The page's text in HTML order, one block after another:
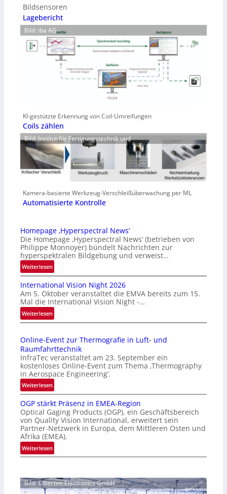
Bildsensoren
Lagebericht
Bild: iba AG
KI-gestützte Erkennung von Coil-Umreifungen
Coils zählen
Bild: Institut für Fertigungstechnik und
Kamera-basierte Werkzeug-Verschleißüberwachung per ML
Automatisierte Kontrolle
Homepage ‚Hyperspectral News‘
Die Homepage ‚Hyperspectral News‘ (betrieben von
Philippe Monnoyer) bündelt Nachrichten zur
hyperspektralen Bildgebung und verweist…
Weiterlesen:
H
o
m
e
p
a
e
‚
H
y
p
e
r
s
p
e
c
t
r
l
N
International Vision Night 2026
Am 5. Oktober veranstaltet die EMVA bereits zum 15.
Mal die International Vision Night -…
Weiterlesen:
I
t
e
r
n
a
t
o
n
a
l
V
i
i
o
Online-Event zur Thermografie in Luft- und
Raumfahrttechnik
InfraTec veranstaltet am 23. September ein
kostenloses Online-Event zum Thema ‚Thermography
in Aerospace Engineering‘.
Weiterlesen:
O
n
l
i
n
e
-
e
n
OGP stärkt Präsenz in EMEA-Region
Optical Gaging Products (OGP), ein Geschäftsbereich
von Quality Vision International, erweitert sein
Partner-Netzwerk in Europa, dem Mittleren Osten und
Afrika (EMEA).
Weiterlesen:
O
P
s
Bild: ©Becom Electronics GmbH